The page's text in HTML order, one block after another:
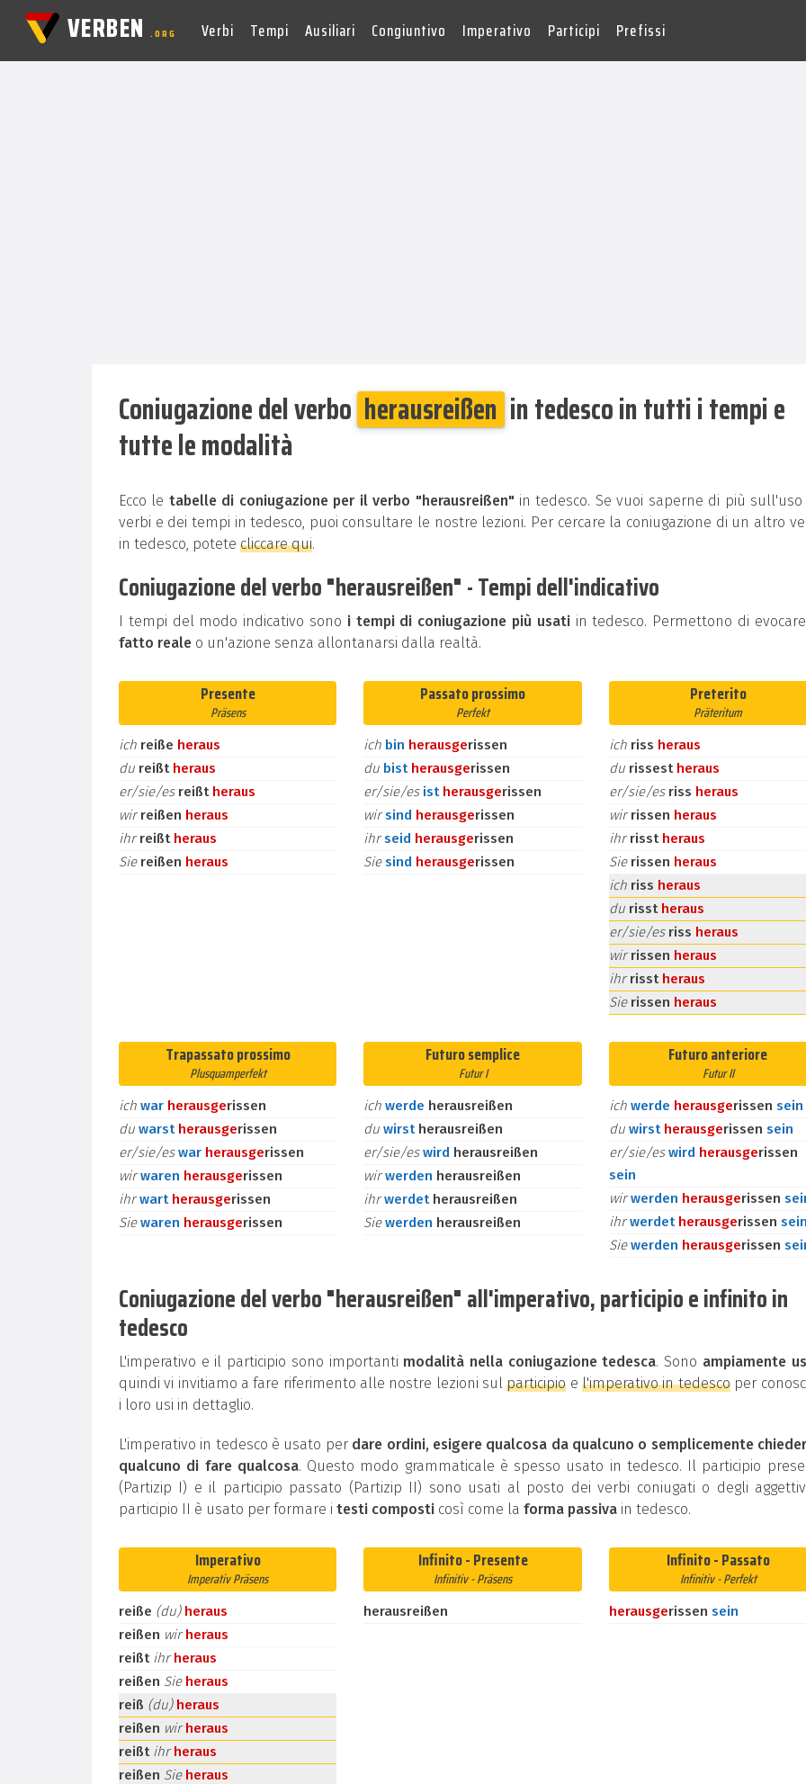
VERBEN.ORG Verbi Tempi Ausiliari Congiuntivo Imperativo Participi Prefissi
Coniugazione del verbo herausreißen in tedesco in tutti i tempi e
tutte le modalità
Ecco le tabelle di coniugazione per il verbo "herausreißen" in tedesco. Se vuoi saperne di più sull'uso
verbi e dei tempi in tedesco, puoi consultare le nostre lezioni. Per cercare la coniugazione di un altro
in tedesco, potete cliccare qui.
Coniugazione del verbo "herausreißen" - Tempi dell'indicativo
I tempi del modo indicativo sono i tempi di coniugazione più usati in tedesco. Permettono di evocare
fatto reale o un'azione senza allontanarsi dalla realtà.
Presente
Präsens
ich reiße heraus
du reißt heraus
er/sie/es reißt heraus
wirreißen heraus
ihrreißt heraus
Sie reißen heraus
Passato prossimo
Perfekt
ich bin herausgerissen
du bist herausgerissen
er/sie/es ist herausgerissen
wirsind herausgerissen
ihrseid herausgerissen
Siesind herausgerissen
Preterito
Präteritum
ich riss heraus
du rissest heraus
er/sie/es riss heraus
wirrissen heraus
ihrrisst heraus
Sie rissen heraus
ich riss heraus
du risst heraus
er/sie/es riss heraus
wirrissen heraus
ihrrisst heraus
Sie rissen heraus
Trapassato prossimo
Plusquamperfekt
ich war herausgerissen
du warst herausgerissen
er/sie/eswar herausgerissen
wirwaren herausgerissen
ihrwart herausgerissen
Siewaren herausgerissen
Futuro semplice
Futur I
ichwerde herausreißen
duwirst herausreißen
er/sie/eswird herausreißen
wirwerden herausreißen
ihrwerdet herausreißen
Siewerden herausreißen
Futuro anteriore
Futur II
ich werde herausgerissen sein
du wirst herausgerissen sein
er/sie/eswird herausgerissen
sein
wirwerden herausgerissen
ihrwerdet herausgerissen sein
Siewerden herausgerissen
Coniugazione del verbo "herausreißen" all'imperativo, participio e infinito in
tedesco
L'imperativo e il participio sono importanti modalità nella coniugazione tedesca. Sono ampiamente
quindi vi invitiamo a fare riferimento alle nostre lezioni sulparticipio el'imperativo in tedescoper
i loro usi in dettaglio.
L'imperativo in tedesco è usato per dare ordini, esigere qualcosa da qualcuno o semplicemente
qualcuno di fare qualcosa. Questo modo grammaticale è spesso usato in tedesco. Il participio
(Partizip I) e il participio passato (Partizip II) sono usati al posto dei verbi coniugati o degli
participio II è usato per formare i testi composti così come la forma passiva in tedesco.
Imperativo
Imperativ Präsens
reiße (du) heraus
reißen wirheraus
reißt ihrheraus
reißen Sie heraus
reiß (du) heraus
reißen wirheraus
reißt ihrheraus
reißen Sie heraus
Infinito - Presente
Infinitiv - Präsens
herausreißen
Infinito - Passato
Infinitiv - Perfekt
herausgerissen sein